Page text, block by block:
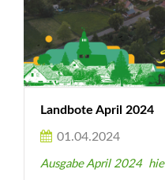
Landbote April 2024
01.04.2024
Ausgabe April 2024